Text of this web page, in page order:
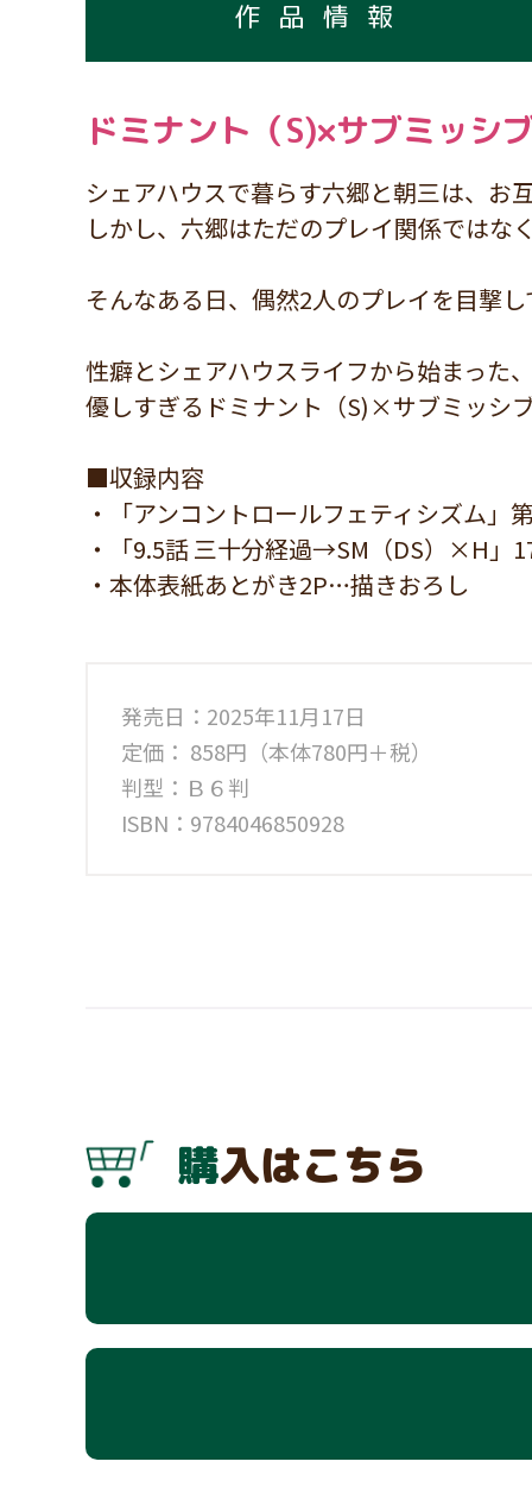
作品情報
ドミナント（S)×サブミッシ
シェアハウスで暮らす六郷と朝三は、お
しかし、六郷はただのプレイ関係では
そんなある日、偶然2人のプレイを目撃
性癖とシェアハウスライフから始まった
優しすぎるドミナント（S)×サブミッシ
■収録内容
・「アンコントロールフェティシズム
・「9.5話 三十分経過→SM（DS）×H」
・本体表紙あとがき2P…描きおろし
発売日：2025年11月17日
定価： 858円（本体780円＋税）
判型：Ｂ６判
ISBN：9784046850928
購入はこちら